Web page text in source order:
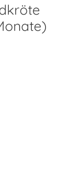
Sternen
verfügbar.)